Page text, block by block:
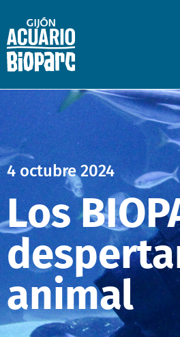
4 octubre 2024
Los
animal